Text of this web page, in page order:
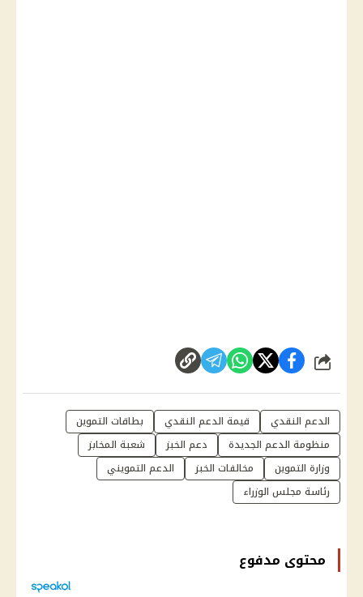
شارك
الدعم النقدي قيمة الدعم النقدي
بطاقات التموين
منظومة الدعم الجديدة
دعم الخبز
شعبة المخابز
وزارة التموين
مخالفات الخبز
الدعم التمويني
رئاسة مجلس الوزراء
محتوى مدفوع